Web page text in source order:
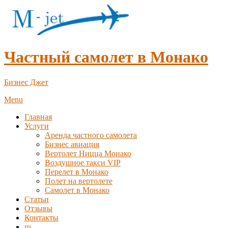
Частный самолет в Монако
Бизнес Джет
Menu
Главная
Услуги
Аренда частного самолета
Бизнес авиация
Вертолет Ницца Монако
Воздушное такси VIP
Перелет в Монако
Полет на вертолете
Самолет в Монако
Статьи
Отзывы
Контакты